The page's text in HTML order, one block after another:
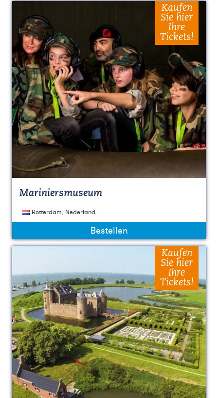
Kaufen
Sie hier
Ihre
Tickets!
Mariniersmuseum
Rotterdam, Nederland
Bestellen
Kaufen
Sie hier
Ihre
Tickets!